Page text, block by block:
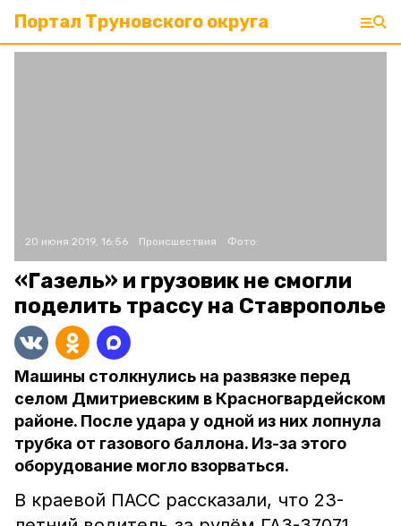
Портал Труновского округа
20 июня 2019, 16:56 Происшествия Фото:
«Газель» и грузовик не смогли
поделить трассу на Ставрополье
Машины столкнулись на развязке перед
селом Дмитриевским в Красногвардейском
районе. После удара у одной из них лопнула
трубка от газового баллона. Из-за этого
оборудование могло взорваться.
В краевой ПАСС рассказали, что 23-